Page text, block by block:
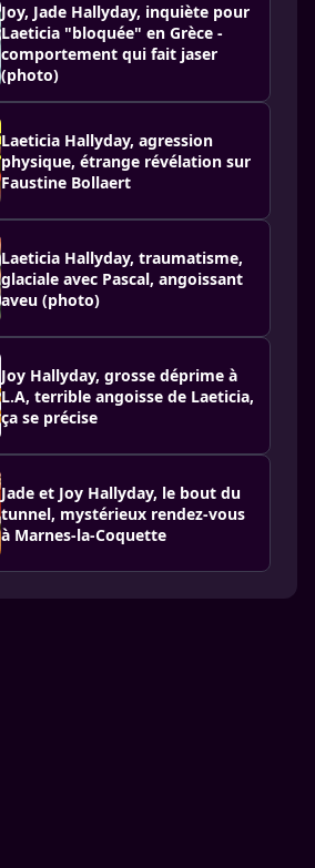
Joy, Jade Hallyday, inquiète pour
Laeticia "bloquée" en Grèce -
comportement qui fait jaser
(photo)
Laeticia Hallyday, agression
physique, étrange révélation sur
Faustine Bollaert
Laeticia Hallyday, traumatisme,
glaciale avec Pascal, angoissant
aveu (photo)
Joy Hallyday, grosse déprime à
L.A, terrible angoisse de Laeticia,
ça se précise
Jade et Joy Hallyday, le bout du
tunnel, mystérieux rendez-vous
à Marnes-la-Coquette